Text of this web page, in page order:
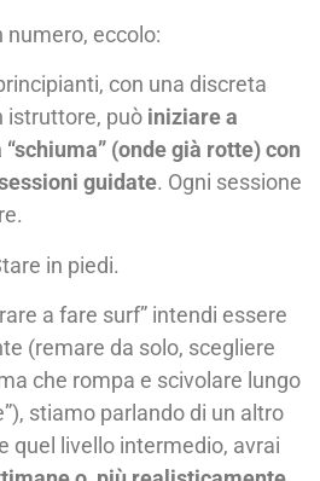
numero, eccolo:
con una discreta
istruttore, può iniziare a
(onde già rotte) con
guidate. Ogni sessione
in piedi.
a fare surf” intendi essere
(remare da solo, scegliere
che rompa e scivolare lungo
stiamo parlando di un altro
quel livello intermedio, avrai